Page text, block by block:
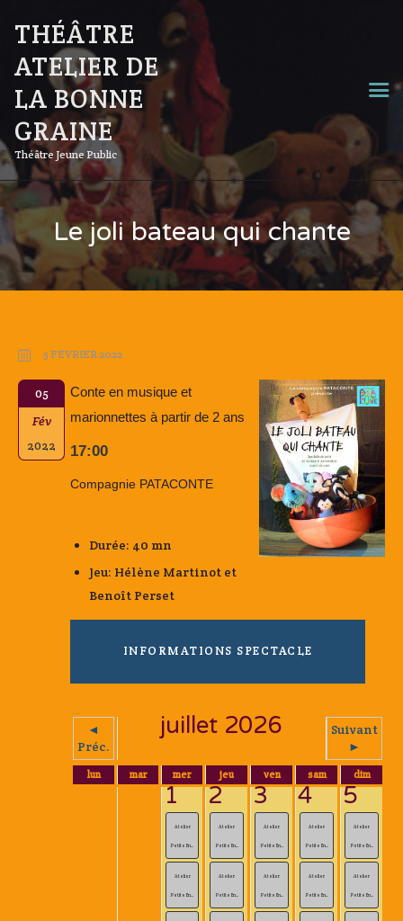
THÉÂTRE
ATELIER DE
LA BONNE
GRAINE
Théâtre Jeune Public
Le joli bateau qui chante
5 FÉVRIER 2022
05
Fév
2022
Conte en musique et
marionnettes à partir de 2 ans
17:00
Compagnie PATACONTE
Durée: 40 mn
Jeu: Hélène Martinot et
Benoît Perset
INFORMATIONS SPECTACLE
◄
Préc.
juillet 2026
Suivant
►
lun mar mer jeu ven sam dim
1
Atelier
Petite En...
Atelier
Petite En...
2
Atelier
Petite En...
Atelier
Petite En...
3
Atelier
Petite En...
Atelier
Petite En...
4
Atelier
Petite En...
Atelier
Petite En...
5
Atelier
Petite En...
Atelier
Petite En...